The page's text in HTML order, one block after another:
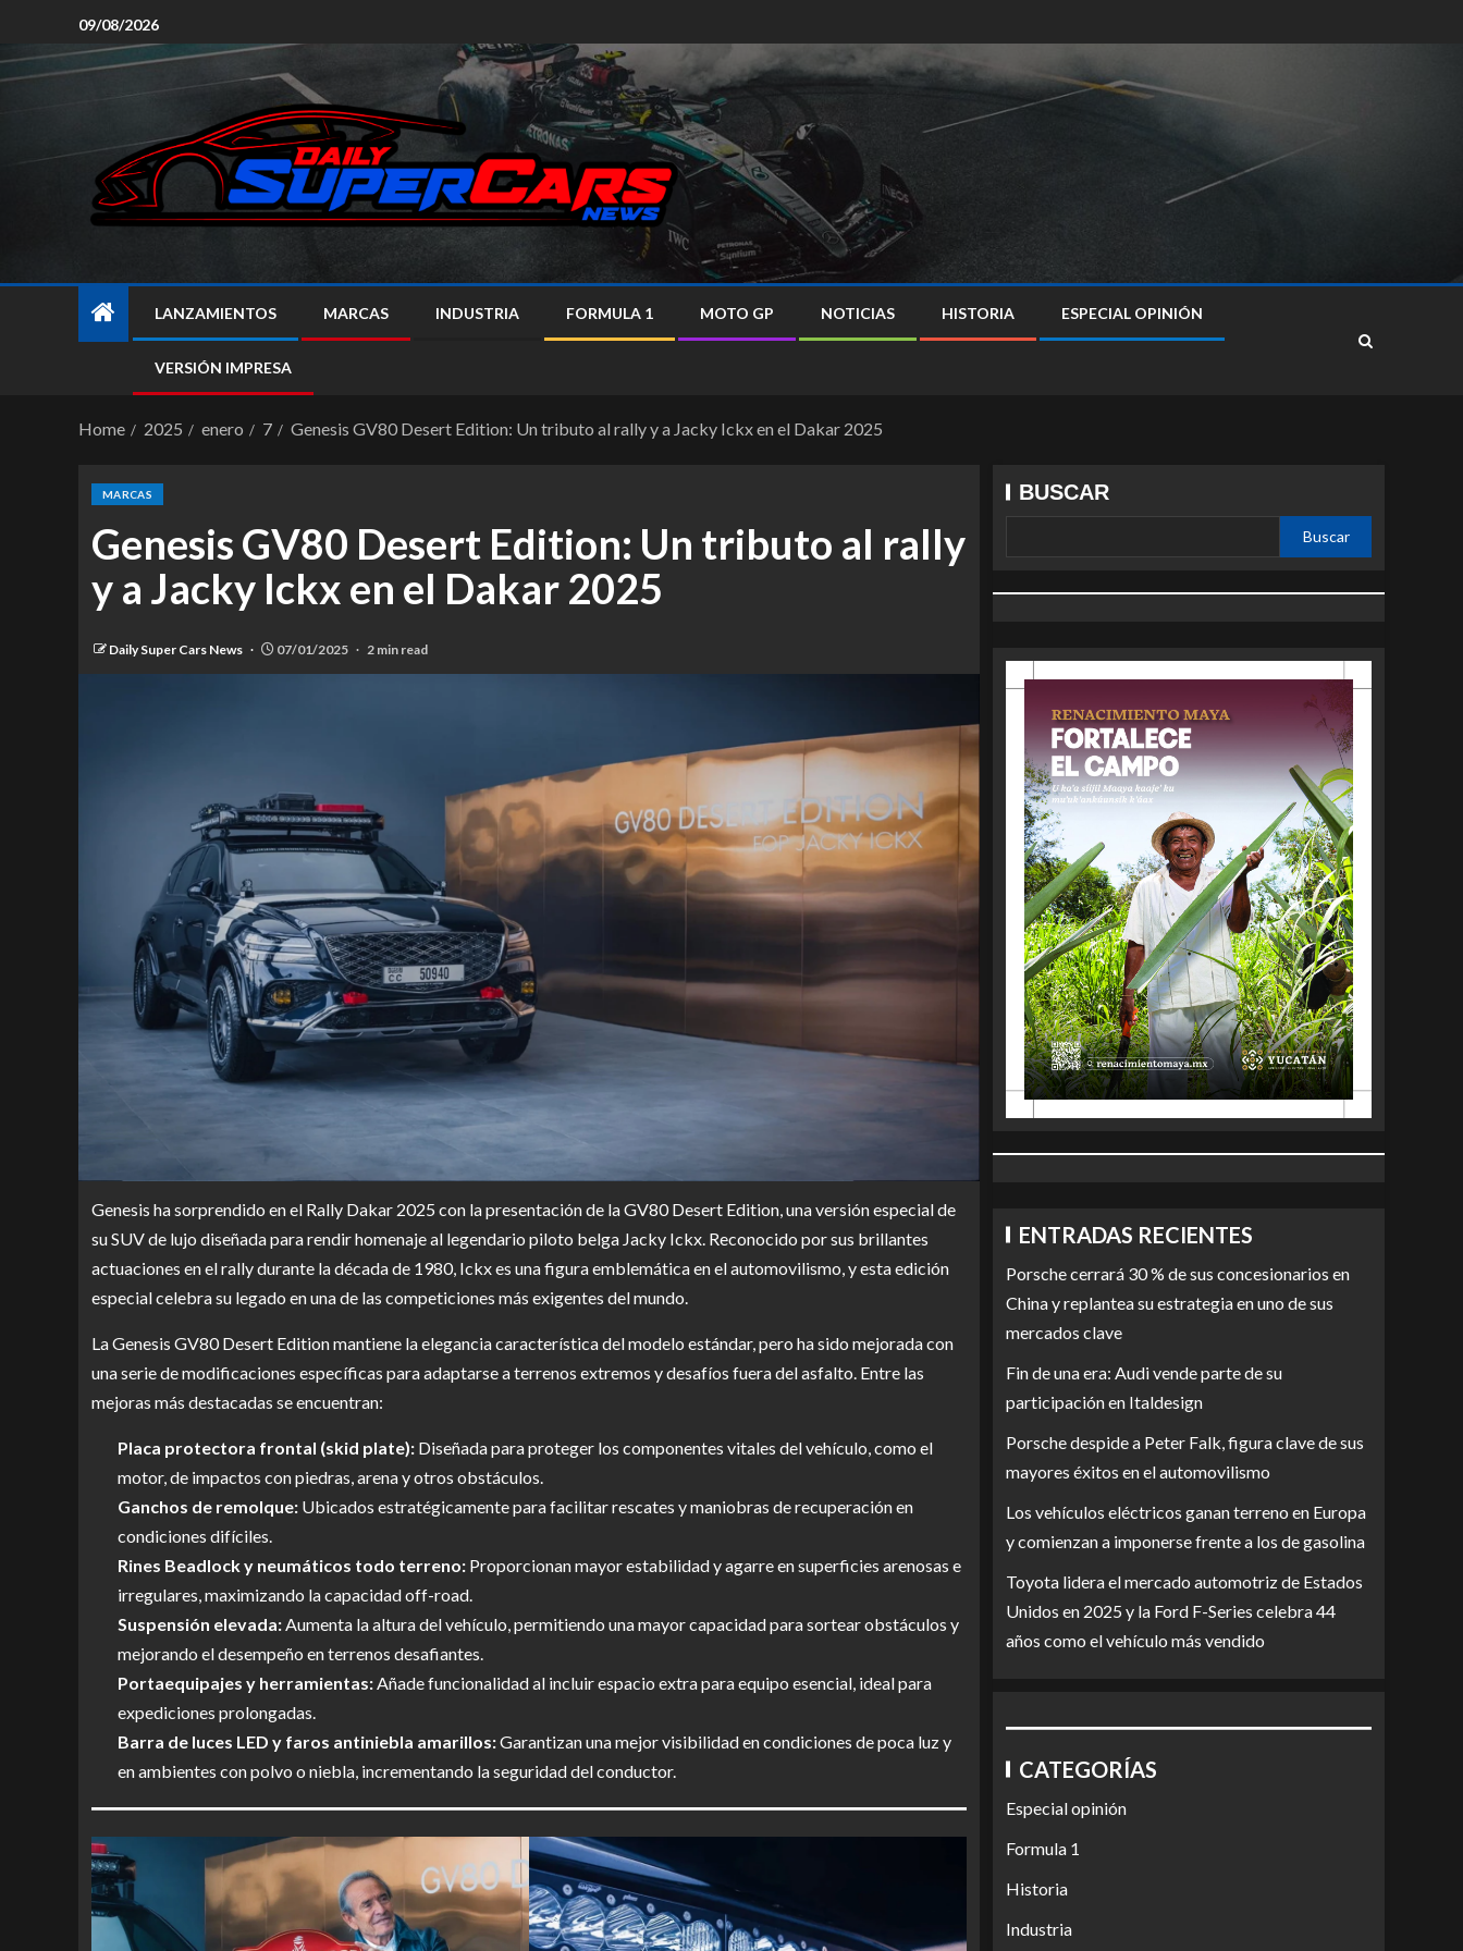
09/08/2026
LANZAMIENTOS MARCAS INDUSTRIA FORMULA 1 MOTO GP NOTICIAS HISTORIA ESPECIAL OPINIÓN
VERSIÓN IMPRESA
Home 2025 enero 7 Genesis GV80 Desert Edition: Un tributo al rally y a Jacky Ickx en el Dakar 2025
MARCAS
Genesis GV80 Desert Edition: Un tributo al rally
y a Jacky Ickx en el Dakar 2025
Daily Super Cars News 07/01/2025 2 min read
Genesis ha sorprendido en el Rally Dakar 2025 con la presentación de la GV80 Desert Edition, una versión especial de
su SUV de lujo diseñada para rendir homenaje al legendario piloto belga Jacky Ickx. Reconocido por sus brillantes
actuaciones en el rally durante la década de 1980, Ickx es una figura emblemática en el automovilismo, y esta edición
especial celebra su legado en una de las competiciones más exigentes del mundo.
La Genesis GV80 Desert Edition mantiene la elegancia característica del modelo estándar, pero ha sido mejorada con
una serie de modificaciones específicas para adaptarse a terrenos extremos y desafíos fuera del asfalto. Entre las
mejoras más destacadas se encuentran:
Placa protectora frontal (skid plate): Diseñada para proteger los componentes vitales del vehículo, como el
motor, de impactos con piedras, arena y otros obstáculos.
Ganchos de remolque: Ubicados estratégicamente para facilitar rescates y maniobras de recuperación en
condiciones difíciles.
Rines Beadlock y neumáticos todo terreno: Proporcionan mayor estabilidad y agarre en superficies arenosas e
irregulares, maximizando la capacidad off-road.
Suspensión elevada: Aumenta la altura del vehículo, permitiendo una mayor capacidad para sortear obstáculos y
mejorando el desempeño en terrenos desafiantes.
Portaequipajes y herramientas: Añade funcionalidad al incluir espacio extra para equipo esencial, ideal para
expediciones prolongadas.
Barra de luces LED y faros antiniebla amarillos:Garantizan una mejor visibilidad en condiciones de poca luz y
en ambientes con polvo o niebla, incrementando la seguridad del conductor.
BUSCAR
Buscar
ENTRADAS RECIENTES
Porsche cerrará 30 % de sus concesionarios en
China y replantea su estrategia en uno de sus
mercados clave
Fin de una era: Audi vende parte de su
participación en Italdesign
Porsche despide a Peter Falk, figura clave de sus
mayores éxitos en el automovilismo
Los vehículos eléctricos ganan terreno en Europa
y comienzan a imponerse frente a los de gasolina
Toyota lidera el mercado automotriz de Estados
Unidos en 2025 y la Ford F-Series celebra 44
años como el vehículo más vendido
CATEGORÍAS
Especial opinión
Formula 1
Historia
Industria